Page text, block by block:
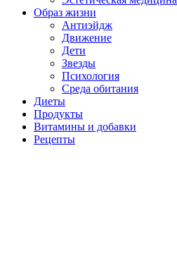
Образ жизни
Антиэйдж
Движение
Дети
Звезды
Психология
Среда обитания
Диеты
Продукты
Витамины и добавки
Рецепты